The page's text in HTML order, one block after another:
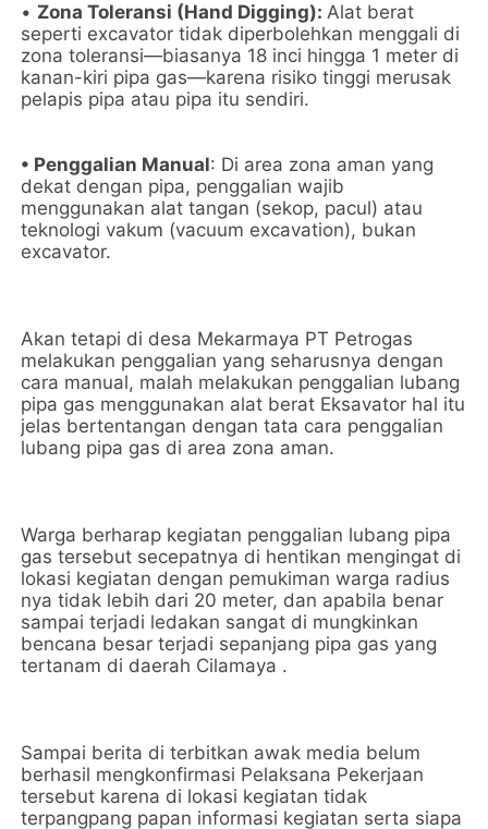
• Zona Toleransi (Hand Digging):Alat berat
seperti excavator tidak diperbolehkan menggali di
zona toleransi—biasanya 18 inci hingga 1 meter di
kanan-kiri pipa gas—karena risiko tinggi merusak
pelapis pipa atau pipa itu sendiri.
• Penggalian Manual: Di area zona aman yang
dekat dengan pipa, penggalian wajib
menggunakan alat tangan (sekop, pacul) atau
teknologi vakum (vacuum excavation), bukan
excavator.
Akan tetapi di desa Mekarmaya PT Petrogas
melakukan penggalian yang seharusnya dengan
cara manual, malah melakukan penggalian lubang
pipa gas menggunakan alat berat Eksavator hal itu
jelas bertentangan dengan tata cara penggalian
lubang pipa gas di area zona aman.
Warga berharap kegiatan penggalian lubang pipa
gas tersebut secepatnya di hentikan mengingat di
lokasi kegiatan dengan pemukiman warga radius
nya tidak lebih dari 20 meter, dan apabila benar
sampai terjadi ledakan sangat di mungkinkan
bencana besar terjadi sepanjang pipa gas yang
tertanam di daerah Cilamaya .
Sampai berita di terbitkan awak media belum
berhasil mengkonfirmasi Pelaksana Pekerjaan
tersebut karena di lokasi kegiatan tidak
terpangpang papan informasi kegiatan serta siapa